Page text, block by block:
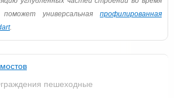
универсальная профилированная
.
пешеходные